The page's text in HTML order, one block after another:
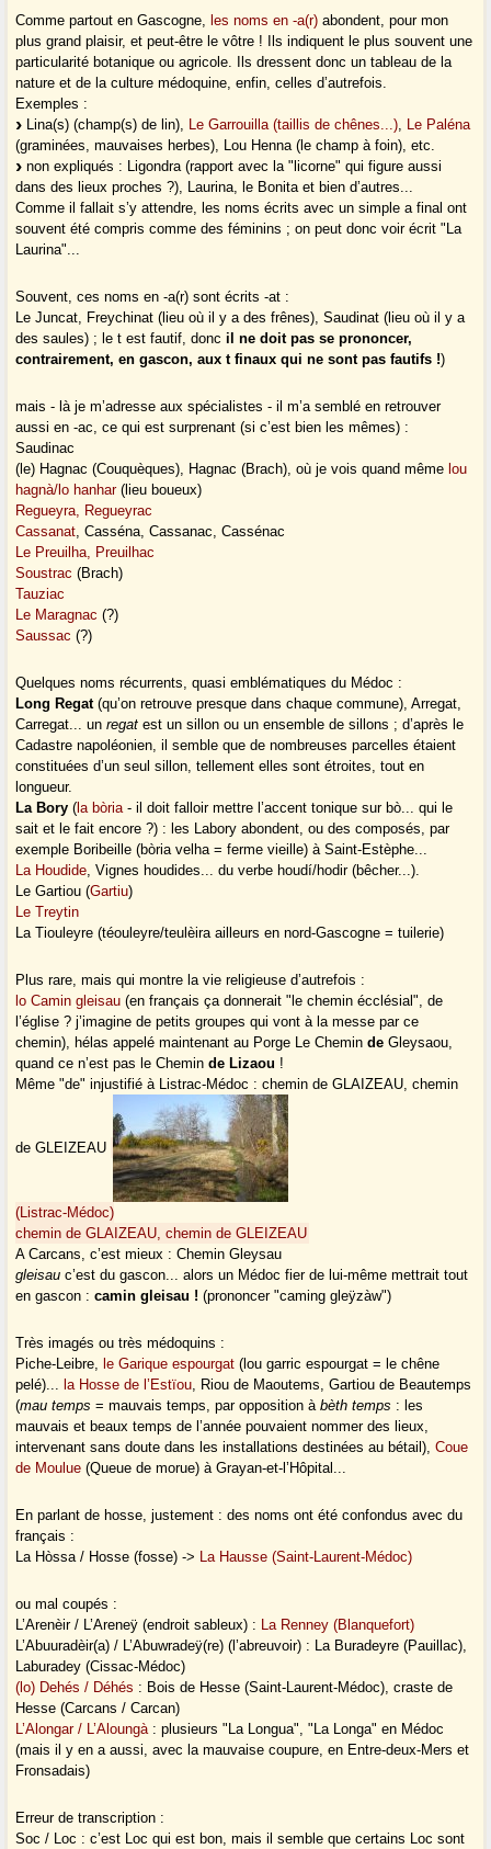
Comme partout en Gascogne, les noms en -a(r) abondent, pour mon
plus grand plaisir, et peut-être le vôtre ! Ils indiquent le plus souvent une
particularité botanique ou agricole. Ils dressent donc un tableau de la
nature et de la culture médoquine, enfin, celles d’autrefois.
Exemples :
Lina(s) (champ(s) de lin), Le Garrouilla (taillis de chênes...), Le Paléna
(graminées, mauvaises herbes), Lou Henna (le champ à foin), etc.
non expliqués : Ligondra (rapport avec la "licorne" qui figure aussi
dans des lieux proches ?), Laurina, le Bonita et bien d’autres...
Comme il fallait s’y attendre, les noms écrits avec un simple a final ont
souvent été compris comme des féminins ; on peut donc voir écrit "La
Laurina"...
Souvent, ces noms en -a(r) sont écrits -at :
Le Juncat, Freychinat (lieu où il y a des frênes), Saudinat (lieu où il y a
des saules) ; le t est fautif, doncil ne doit pas se prononcer,
contrairement, en gascon, aux t finaux qui ne sont pas fautifs !)
mais - là je m’adresse aux spécialistes - il m’a semblé en retrouver
aussi en -ac, ce qui est surprenant (si c’est bien les mêmes) :
Saudinac
(le) Hagnac (Couquèques), Hagnac (Brach), où je vois quand même lou
hagnà/lo hanhar(lieu boueux)
Regueyra, Regueyrac
Cassanat, Casséna, Cassanac, Cassénac
Le Preuilha, Preuilhac
Soustrac (Brach)
Tauziac
Le Maragnac (?)
Saussac (?)
Quelques noms récurrents, quasi emblématiques du Médoc :
Long Regat(qu’on retrouve presque dans chaque commune), Arregat,
Carregat... unregat est un sillon ou un ensemble de sillons ; d’après le
Cadastre napoléonien, il semble que de nombreuses parcelles étaient
constituées d’un seul sillon, tellement elles sont étroites, tout en
longueur.
La Bory ( la bòria- il doit falloir mettre l’accent tonique sur bò... qui le
sait et le fait encore ?) : les Labory abondent, ou des composés, par
exemple Boribeille (bòria velha = ferme vieille) à Saint-Estèphe...
La Houdide, Vignes houdides... du verbe houdí/hodir (bêcher...).
Le Gartiou (Gartiu)
Le Treytin
La Tiouleyre (téouleyre/teulèira ailleurs en nord-Gascogne = tuilerie)
Plus rare, mais qui montre la vie religieuse d’autrefois :
lo Camin gleisau (en français ça donnerait "le chemin écclésial", de
l’église ? j’imagine de petits groupes qui vont à la messe par ce
chemin), hélas appelé maintenant au Porge Le Cheminde Gleysaou,
quand ce n’est pas le Cheminde Lizaou !
Même "de" injustifié à Listrac-Médoc : chemin de GLAIZEAU, chemin
de GLEIZEAU
(Listrac-Médoc)
chemin de GLAIZEAU, chemin de GLEIZEAU
A Carcans, c’est mieux : Chemin Gleysau
gleisau c’est du gascon... alors un Médoc fier de lui-même mettrait tout
en gascon :camin gleisau ! (prononcer "caming gleÿzàw")
Très imagés ou très médoquins :
Piche-Leibre, le Garique espourgat (lou garric espourgat = le chêne
pelé)... la Hosse de l’Estïou, Riou de Maoutems, Gartiou de Beautemps
(mau temps = mauvais temps, par opposition àbèth temps : les
mauvais et beaux temps de l’année pouvaient nommer des lieux,
intervenant sans doute dans les installations destinées au bétail),Coue
de Moulue (Queue de morue) à Grayan-et-l’Hôpital...
En parlant de hosse, justement : des noms ont été confondus avec du
français :
La Hòssa / Hosse (fosse) -> La Hausse (Saint-Laurent-Médoc)
ou mal coupés :
L’Arenèir / L’Areneÿ (endroit sableux) : La Renney (Blanquefort)
L’Abuuradèir(a) / L’Abuwradeÿ(re) (l’abreuvoir) : La Buradeyre (Pauillac),
Laburadey (Cissac-Médoc)
(lo) Dehés / Déhés : Bois de Hesse (Saint-Laurent-Médoc), craste de
Hesse (Carcans / Carcan)
L’Alongar / L’Aloungà: plusieurs "La Longua", "La Longa" en Médoc
(mais il y en a aussi, avec la mauvaise coupure, en Entre-deux-Mers et
Fronsadais)
Erreur de transcription :
Soc / Loc : c’est Loc qui est bon, mais il semble que certains Loc sont